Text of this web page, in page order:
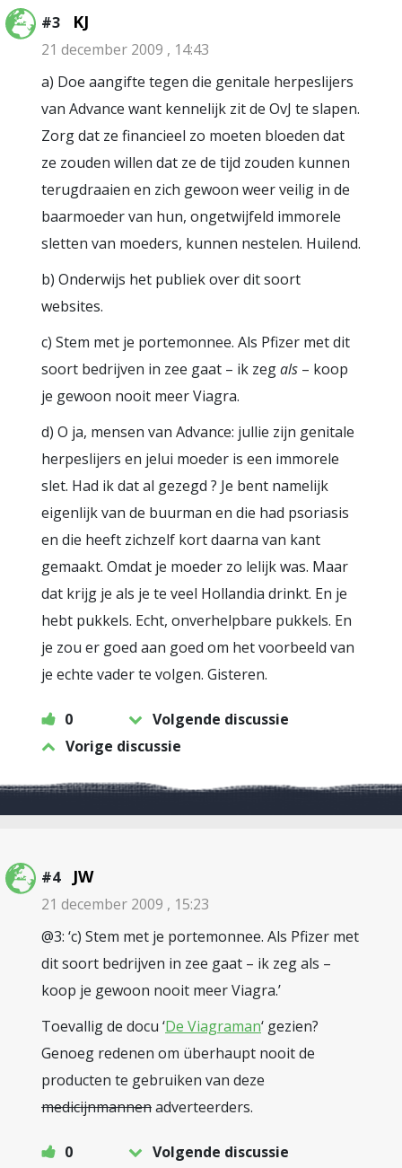
#3 KJ
21 december 2009 , 14:43
a) Doe aangifte tegen die genitale herpeslijers
van Advance want kennelijk zit de OvJ te slapen.
Zorg dat ze financieel zo moeten bloeden dat
ze zouden willen dat ze de tijd zouden kunnen
terugdraaien en zich gewoon weer veilig in de
baarmoeder van hun, ongetwijfeld immorele
sletten van moeders, kunnen nestelen. Huilend.
b) Onderwijs het publiek over dit soort
websites.
c) Stem met je portemonnee. Als Pfizer met dit
soort bedrijven in zee gaat – ik zegals – koop
je gewoon nooit meer Viagra.
d) O ja, mensen van Advance: jullie zijn genitale
herpeslijers en jelui moeder is een immorele
slet. Had ik dat al gezegd ? Je bent namelijk
eigenlijk van de buurman en die had psoriasis
en die heeft zichzelf kort daarna van kant
gemaakt. Omdat je moeder zo lelijk was. Maar
dat krijg je als je te veel Hollandia drinkt. En je
hebt pukkels. Echt, onverhelpbare pukkels. En
je zou er goed aan goed om het voorbeeld van
je echte vader te volgen. Gisteren.
0
Volgende discussie
Vorige discussie
#4 JW
21 december 2009 , 15:23
@3: ‘c) Stem met je portemonnee. Als Pfizer met
dit soort bedrijven in zee gaat – ik zeg als –
koop je gewoon nooit meer Viagra.’
Toevallig de docu ‘De Viagraman‘ gezien?
Genoeg redenen om überhaupt nooit de
producten te gebruiken van deze
medicijnmannenadverteerders.
0
Volgende discussie